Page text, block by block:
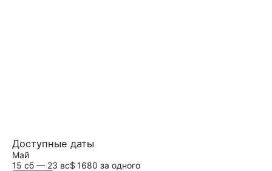
Доступные даты
Май
15 сб — 23 вс$ 1680 за одного